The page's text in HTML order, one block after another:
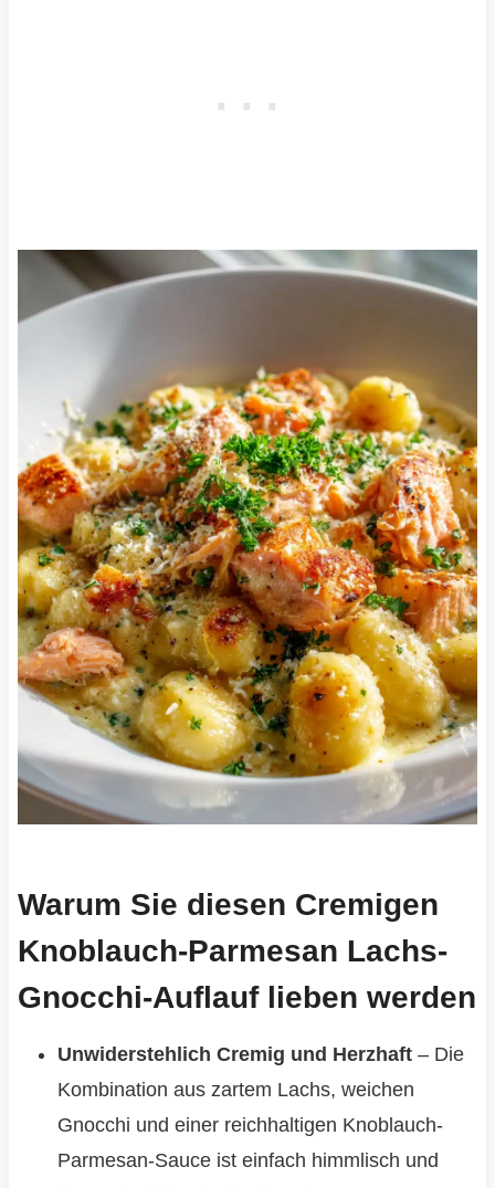
Warum Sie diesen Cremigen
Knoblauch-Parmesan Lachs-
Gnocchi-Auflauf lieben werden
Unwiderstehlich Cremig und Herzhaft– Die
Kombination aus zartem Lachs, weichen
Gnocchi und einer reichhaltigen Knoblauch-
Parmesan-Sauce ist einfach himmlisch und